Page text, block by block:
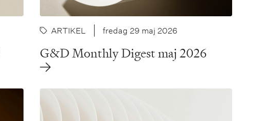
ARTIKEL fredag 29 maj 2026
G&D Monthly Digest maj 2026